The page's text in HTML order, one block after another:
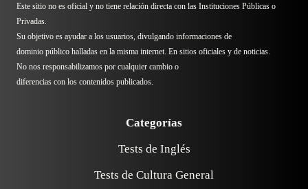
Este sitio no es oficial y no tiene relación directa con las Instituciones Públicas o
Privadas.
Su objetivo es ayudar a los usuarios, divulgando informaciones de
dominio público halladas en la misma internet. En sitios oficiales y de noticias.
No nos responsabilizamos por cualquier cambio o
diferencias con los contenidos publicados.
Categorías
Tests de Inglés
Tests de Cultura General